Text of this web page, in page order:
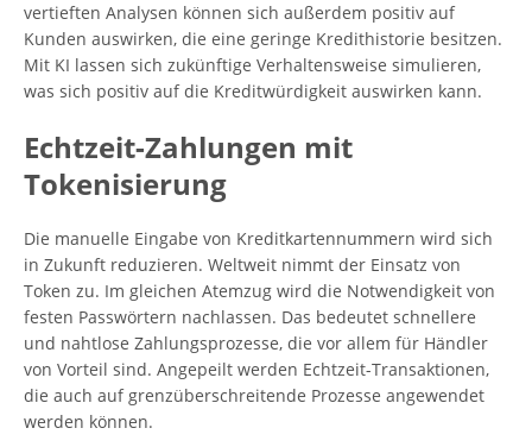
vertieften Analysen können sich außerdem positiv auf
Kunden auswirken, die eine geringe Kredithistorie besitzen.
Mit KI lassen sich zukünftige Verhaltensweise simulieren,
was sich positiv auf die Kreditwürdigkeit auswirken kann.
Echtzeit-Zahlungen mit
Tokenisierung
Die manuelle Eingabe von Kreditkartennummern wird sich
in Zukunft reduzieren. Weltweit nimmt der Einsatz von
Token zu. Im gleichen Atemzug wird die Notwendigkeit von
festen Passwörtern nachlassen. Das bedeutet schnellere
und nahtlose Zahlungsprozesse, die vor allem für Händler
von Vorteil sind. Angepeilt werden Echtzeit-Transaktionen,
die auch auf grenzüberschreitende Prozesse angewendet
werden können.